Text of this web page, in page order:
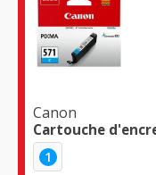
Canon
Cartouche
1